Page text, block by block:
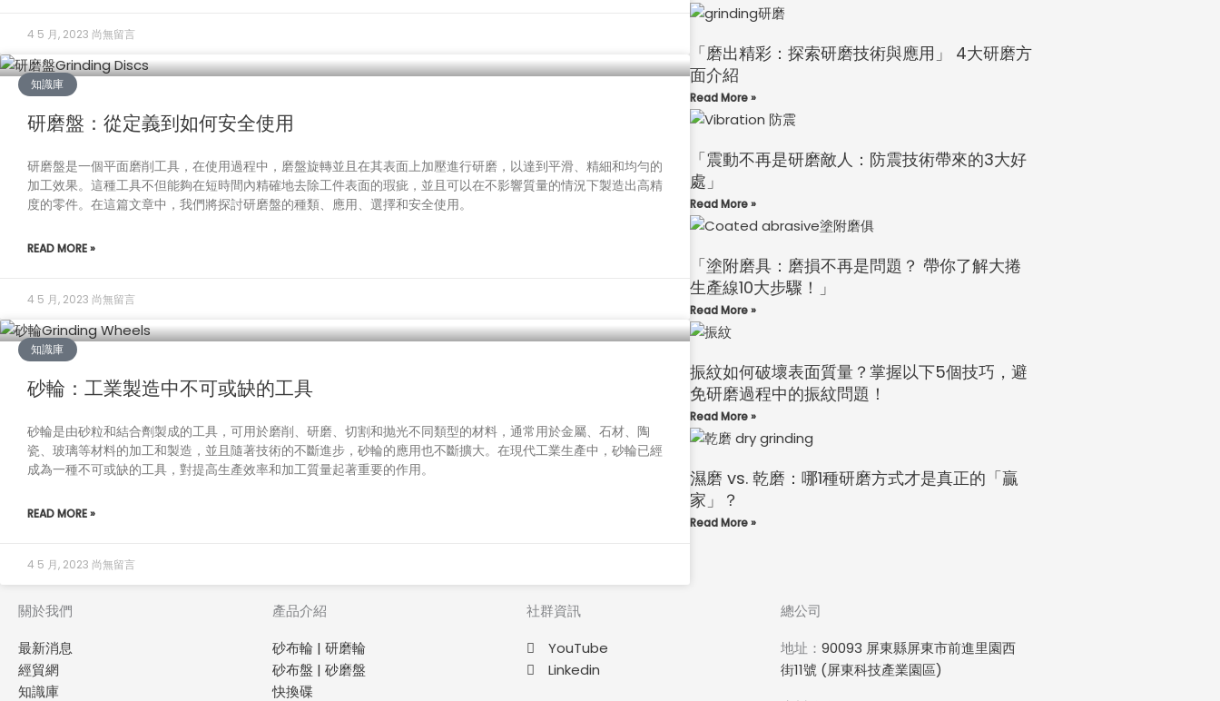
4 5 月, 2023 尚無留言
知識庫
研磨盤：從定義到如何安全使用
研磨盤是一個平面磨削工具，在使用過程中，磨盤旋轉並且在其表面上加壓進行研磨，以達到平滑、精細和均勻的
加工效果。這種工具不但能夠在短時間內精確地去除工件表面的瑕疵，並且可以在不影響質量的情況下製造出高精
度的零件。在這篇文章中，我們將探討研磨盤的種類、應用、選擇和安全使用。
READ MORE »
4 5 月, 2023 尚無留言
知識庫
砂輪：工業製造中不可或缺的工具
砂輪是由砂粒和結合劑製成的工具，可用於磨削、研磨、切割和抛光不同類型的材料，通常用於金屬、石材、陶
瓷、玻璃等材料的加工和製造，並且隨著技術的不斷進步，砂輪的應用也不斷擴大。在現代工業生產中，砂輪已經
成為一種不可或缺的工具，對提高生產效率和加工質量起著重要的作用。
READ MORE »
4 5 月, 2023 尚無留言
「磨出精彩：探索研磨技術與應用」 4大研磨方
面介紹
Read More »
「震動不再是研磨敵人：防震技術帶來的3大好
處」
Read More »
「塗附磨具：磨損不再是問題？ 帶你了解大捲
生產線10大步驟！」
Read More »
振紋如何破壞表面質量？掌握以下5個技巧，避
免研磨過程中的振紋問題！
Read More »
濕磨 vs. 乾磨：哪1種研磨方式才是真正的「贏
家」？
Read More »
關於我們
最新消息
經貿網
知識庫
產品介紹
砂布輪 | 研磨輪
砂布盤 | 砂磨盤
快換碟
社群資訊
YouTube
Linkedin
總公司
地址： 90093 屏東縣屏東市前進里園西
街11號 (屏東科技產業園區)